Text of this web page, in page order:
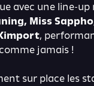
avec une line-up
Miss
,
jamais !
sur place les